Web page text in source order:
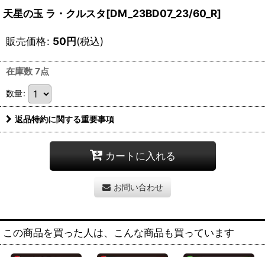
天星の玉 ラ・クルスタ[DM_23BD07_23/60_R]
販売価格: 50円(税込)
在庫数 7点
数量:
返品特約に関する重要事項
カートに入れる
お問い合わせ
この商品を買った人は、こんな商品も買っています